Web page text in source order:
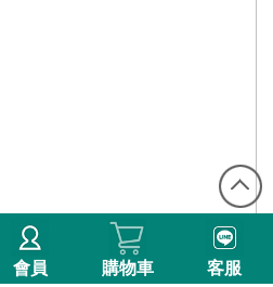
會員 購物車 客服